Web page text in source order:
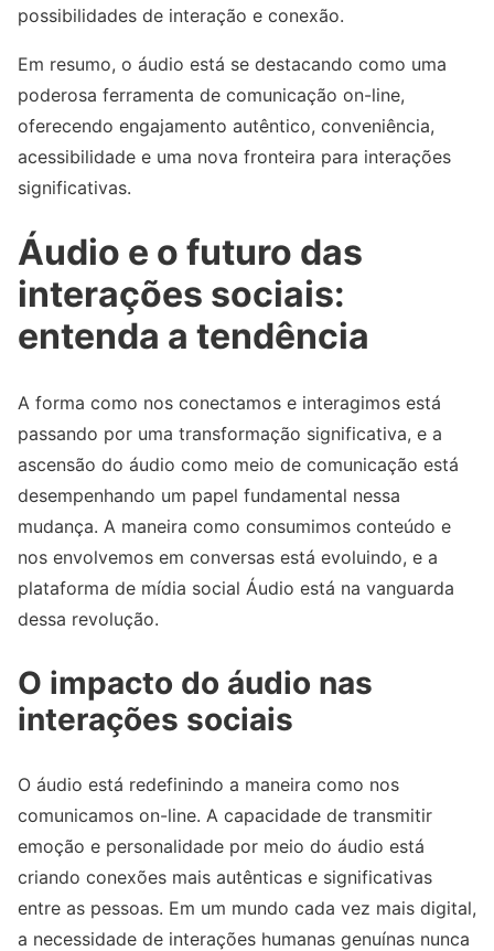
possibilidades de interação e conexão.
Em resumo, o áudio está se destacando como uma
poderosa ferramenta de comunicação on-line,
oferecendo engajamento autêntico, conveniência,
acessibilidade e uma nova fronteira para interações
significativas.
Áudio e o futuro das
interações sociais:
entenda a tendência
A forma como nos conectamos e interagimos está
passando por uma transformação significativa, e a
ascensão do áudio como meio de comunicação está
desempenhando um papel fundamental nessa
mudança. A maneira como consumimos conteúdo e
nos envolvemos em conversas está evoluindo, e a
plataforma de mídia social Áudio está na vanguarda
dessa revolução.
O impacto do áudio nas
interações sociais
O áudio está redefinindo a maneira como nos
comunicamos on-line. A capacidade de transmitir
emoção e personalidade por meio do áudio está
criando conexões mais autênticas e significativas
entre as pessoas. Em um mundo cada vez mais digital,
a necessidade de interações humanas genuínas nunca